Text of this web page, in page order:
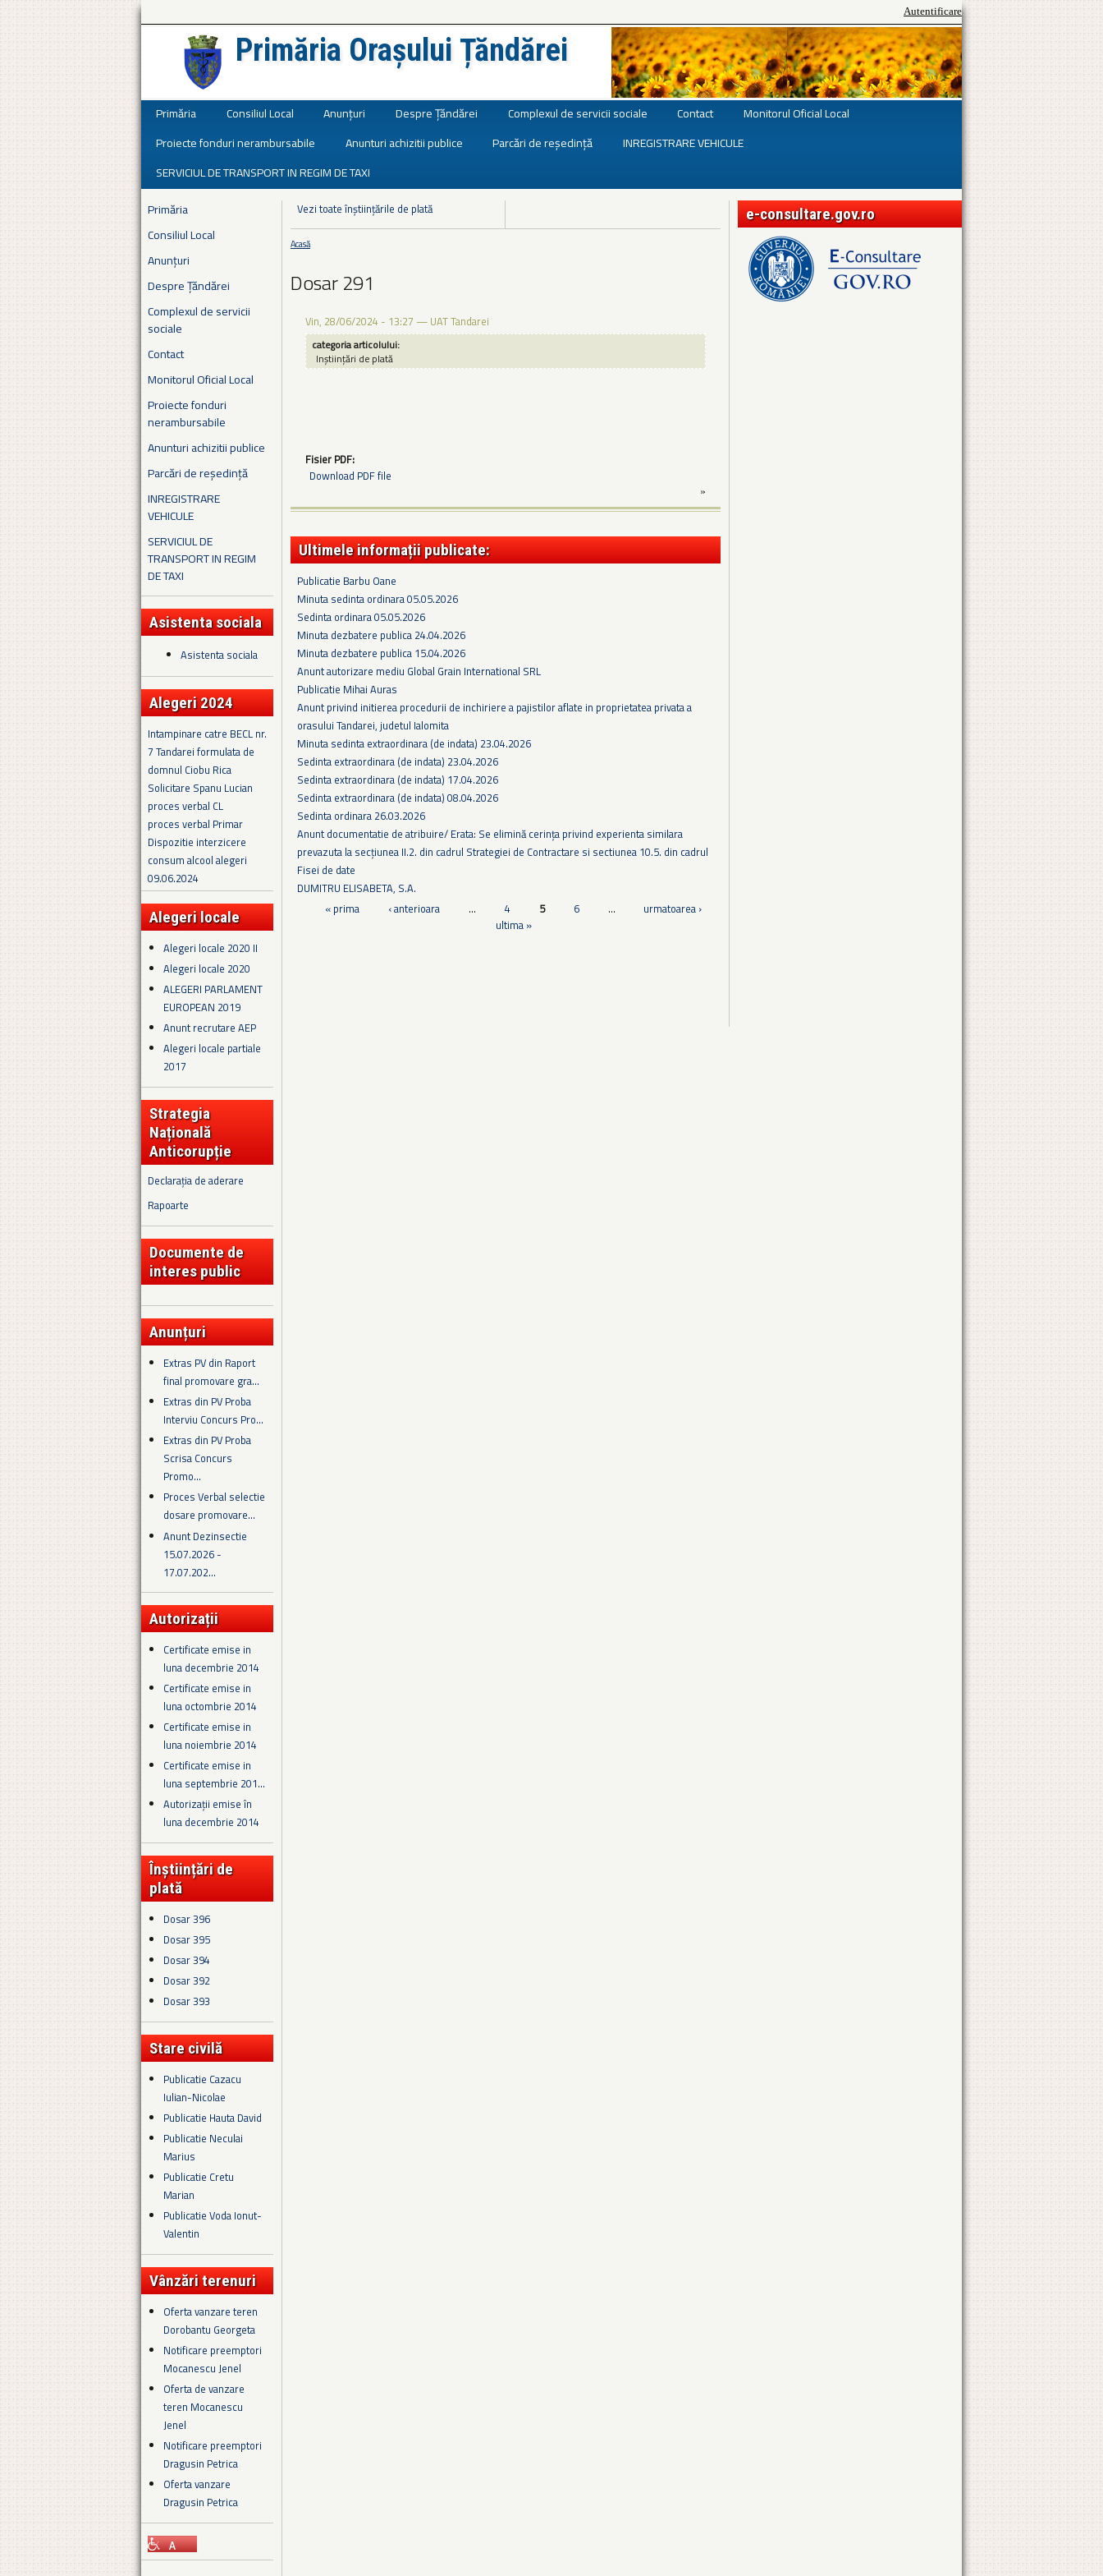
Autentificare
Primăria Orașului Țăndărei
Primăria Consiliul Local Anunțuri Despre Țăndărei Complexul de servicii sociale Contact
Monitorul Oficial Local
Proiecte fonduri nerambursabile
Anunturi achizitii publice Parcări de reședință
INREGISTRARE VEHICULE
SERVICIUL DE TRANSPORT IN REGIM DE TAXI
Primăria
Consiliul Local
Anunțuri
Despre Țăndărei
Complexul de servicii
sociale
Contact
Monitorul Oficial Local
Proiecte fonduri
nerambursabile
Anunturi achizitii publice
Parcări de reședință
INREGISTRARE
VEHICULE
SERVICIUL DE
TRANSPORT IN REGIM
DE TAXI
Asistenta sociala
Asistenta sociala
Alegeri 2024
Intampinare catre BECL nr.
7 Tandarei formulata de
domnul Ciobu Rica
Solicitare Spanu Lucian
proces verbal CL
proces verbal Primar
Dispozitie interzicere
consum alcool alegeri
09.06.2024
Alegeri locale
Alegeri locale 2020 II
Alegeri locale 2020
ALEGERI PARLAMENT
EUROPEAN 2019
Anunt recrutare AEP
Alegeri locale partiale
2017
Strategia
Națională
Anticorupție
Declarația de aderare
Rapoarte
Documente de
interes public
Anunțuri
Extras PV din Raport
final promovare gra...
Extras din PV Proba
Interviu Concurs Pro...
Extras din PV Proba
Scrisa Concurs
Promo...
Proces Verbal selectie
dosare promovare...
Anunt Dezinsectie
15.07.2026 -
17.07.202...
Autorizații
Certificate emise in
luna decembrie 2014
Certificate emise in
luna octombrie 2014
Certificate emise in
luna noiembrie 2014
Certificate emise in
luna septembrie 201...
Autorizații emise în
luna decembrie 2014
Înștiințări de
plată
Dosar 396
Dosar 395
Dosar 394
Dosar 392
Dosar 393
Stare civilă
Publicatie Cazacu
Iulian-Nicolae
Publicatie Hauta David
Publicatie Neculai
Marius
Publicatie Cretu
Marian
Publicatie Voda Ionut-
Valentin
Vânzări terenuri
Oferta vanzare teren
Dorobantu Georgeta
Notificare preemptori
Mocanescu Jenel
Oferta de vanzare
teren Mocanescu
Jenel
Notificare preemptori
Dragusin Petrica
Oferta vanzare
Dragusin Petrica
Vezi toate înștiințările de plată
Eşti aici
Acasă
Dosar 291
Vin, 28/06/2024 - 13:27 — UAT Tandarei
categoria articolului:
Inștiințări de plată
Fisier PDF:
Download PDF file
»
Ultimele informații publicate:
Publicatie Barbu Oane
Minuta sedinta ordinara 05.05.2026
Sedinta ordinara 05.05.2026
Minuta dezbatere publica 24.04.2026
Minuta dezbatere publica 15.04.2026
Anunt autorizare mediu Global Grain International SRL
Publicatie Mihai Auras
Anunt privind initierea procedurii de inchiriere a pajistilor aflate in proprietatea privata a
orasului Tandarei, judetul Ialomita
Minuta sedinta extraordinara (de indata) 23.04.2026
Sedinta extraordinara (de indata) 23.04.2026
Sedinta extraordinara (de indata) 17.04.2026
Sedinta extraordinara (de indata) 08.04.2026
Sedinta ordinara 26.03.2026
Anunt documentatie de atribuire/ Erata: Se elimină cerința privind experienta similara
prevazuta la secțiunea II.2. din cadrul Strategiei de Contractare si sectiunea 10.5. din cadrul
Fisei de date
DUMITRU ELISABETA, S.A.
Pagini
« prima ‹ anterioara … 4 5 6 …
urmatoarea ›
ultima »
e-consultare.gov.ro